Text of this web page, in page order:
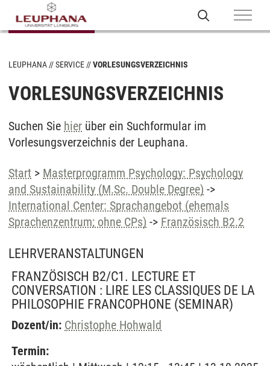
LEUPHANA SERVICE VORLESUNGSVERZEICHNIS
VORLESUNGSVERZEICHNIS
Suchen Sie hier über ein Suchformular im
Vorlesungsverzeichnis der Leuphana.
Start > Masterprogramm Psychology: Psychology
and Sustainability (M.Sc. Double Degree) ->
International Center: Sprachangebot (ehemals
Sprachenzentrum; ohne CPs) -> Französisch B2.2
LEHRVERANSTALTUNGEN
FRANZÖSISCH B2/C1. LECTURE ET
CONVERSATION : LIRE LES CLASSIQUES DE LA
PHILOSOPHIE FRANCOPHONE (SEMINAR)
Dozent/in: Christophe Hohwald
Termin: